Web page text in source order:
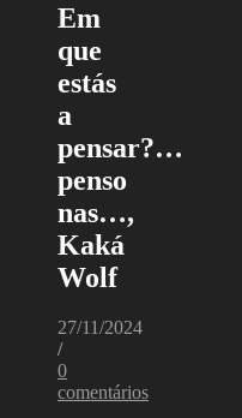
Em
que
estás
a
pensar?…
penso
nas…,
Kaká
Wolf
27/11/2024
/
0
comentários